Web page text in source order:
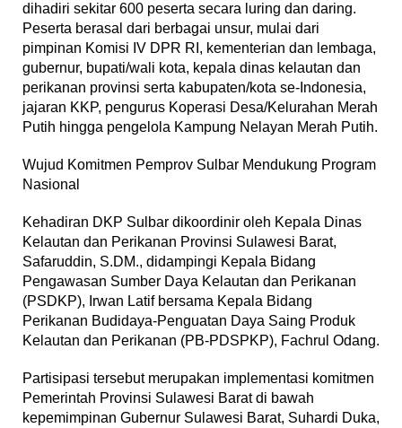
dihadiri sekitar 600 peserta secara luring dan daring.
Peserta berasal dari berbagai unsur, mulai dari
pimpinan Komisi IV DPR RI, kementerian dan lembaga,
gubernur, bupati/wali kota, kepala dinas kelautan dan
perikanan provinsi serta kabupaten/kota se-Indonesia,
jajaran KKP, pengurus Koperasi Desa/Kelurahan Merah
Putih hingga pengelola Kampung Nelayan Merah Putih.
Wujud Komitmen Pemprov Sulbar Mendukung Program
Nasional
Kehadiran DKP Sulbar dikoordinir oleh Kepala Dinas
Kelautan dan Perikanan Provinsi Sulawesi Barat,
Safaruddin, S.DM., didampingi Kepala Bidang
Pengawasan Sumber Daya Kelautan dan Perikanan
(PSDKP), Irwan Latif bersama Kepala Bidang
Perikanan Budidaya-Penguatan Daya Saing Produk
Kelautan dan Perikanan (PB-PDSPKP), Fachrul Odang.
Partisipasi tersebut merupakan implementasi komitmen
Pemerintah Provinsi Sulawesi Barat di bawah
kepemimpinan Gubernur Sulawesi Barat, Suhardi Duka,